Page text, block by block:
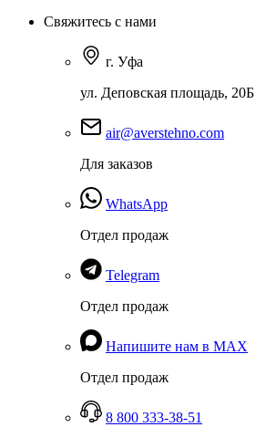
Свяжитесь с нами
г. Уфа
ул. Деповская площадь, 20Б
air@averstehno.com
Для заказов
WhatsApp
Отдел продаж
Telegram
Отдел продаж
Напишите нам в MAX
Отдел продаж
8 800 333-38-51